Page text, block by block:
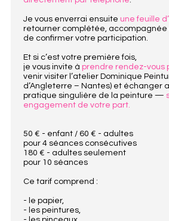
Je vous enverrai ensuite une feuille
retourner complétée, accompagnée
de confirmer votre participation.
Et si c’est votre première fois,
je vous invite à prendre rendez-vous
venir visiter l’atelier Dominique
d’Angleterre – Nantes) et échanger
pratique singulière de la peinture —
engagement de votre part.
50 € - enfant / 60 € - adultes
pour 4 séances consécutives
180 € - adultes seulement
pour 10 séances
Ce tarif comprend :
- le papier,
- les peintures,